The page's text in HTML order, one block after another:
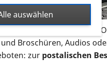
auf der PRO
Infomaterial der
Broschüren, Audios
zur postalischen
auswählen